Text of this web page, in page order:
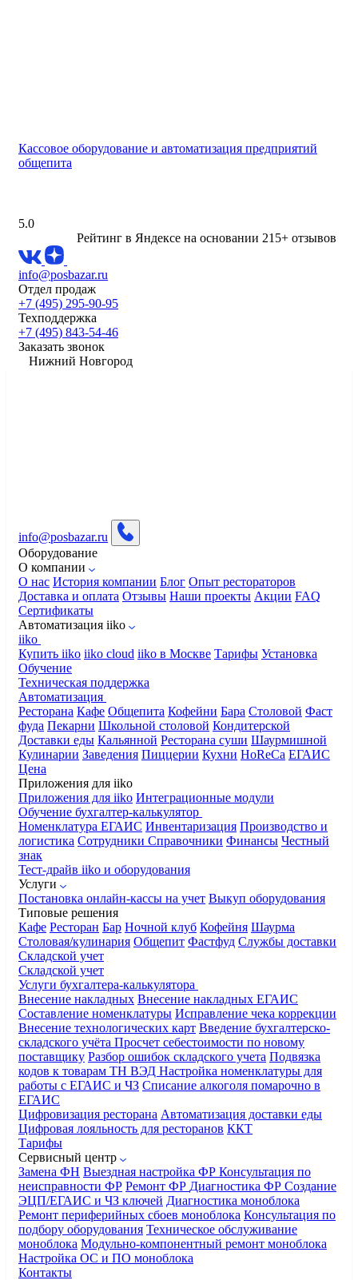
Кассовое оборудование и автоматизация предприятий
общепита
5.0
Рейтинг в Яндексе на основании 215+ отзывов
info@posbazar.ru
Отдел продаж
+7 (495) 295-90-95
Техподдержка
+7 (495) 843-54-46
Заказать звонок
Нижний Новгород
info@posbazar.ru
Оборудование
О компании
О нас История компании Блог Опыт рестораторов
Доставка и оплата Отзывы Наши проекты Акции FAQ
Сертификаты
Автоматизация iiko
iiko
Купить iiko iiko cloud iiko в Москве Тарифы Установка
Обучение
Техническая поддержка
Автоматизация
Ресторана Кафе Общепита Кофейни Бара Столовой Фаст
фуда Пекарни Школьной столовой Кондитерской
Доставки еды Кальянной Ресторана суши Шаурмишной
Кулинарии Заведения Пиццерии Кухни HoReCa ЕГАИС
Цена
Приложения для iiko
Приложения для iiko Интеграционные модули
Обучение бухгалтер-калькулятор
Номенклатура ЕГАИС Инвентаризация Производство и
логистика Сотрудники Справочники Финансы Честный
знак
Тест-драйв iiko и оборудования
Услуги
Постановка онлайн-кассы на учет Выкуп оборудования
Типовые решения
Кафе Ресторан Бар Ночной клуб Кофейня Шаурма
Столовая/кулинария Общепит Фастфуд Службы доставки
Складской учет
Складской учет
Услуги бухгалтера-калькулятора
Внесение накладных Внесение накладных ЕГАИС
Составление номенклатуры Исправление чека коррекции
Внесение технологических карт Введение бухгалтерско-
складского учёта Просчет себестоимости по новому
поставщику Разбор ошибок складского учета Подвязка
кодов к товарам ТН ВЭД Настройка номенклатуры для
работы с ЕГАИС и ЧЗ Списание алкоголя помарочно в
ЕГАИС
Цифровизация ресторана Автоматизация доставки еды
Цифровая лояльность для ресторанов ККТ
Тарифы
Сервисный центр
Замена ФН Выездная настройка ФР Консультация по
неисправности ФР Ремонт ФР Диагностика ФР Создание
ЭЦП/ЕГАИС и ЧЗ ключей Диагностика моноблока
Ремонт периферийных сбоев моноблока Консультация по
подбору оборудования Техническое обслуживание
моноблока Модульно-компонентный ремонт моноблока
Настройка ОС и ПО моноблока
Контакты